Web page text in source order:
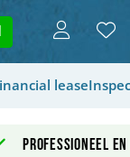
lease
Professioneel